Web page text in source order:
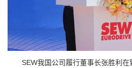
SEW我国公司履行董事长张胜利在